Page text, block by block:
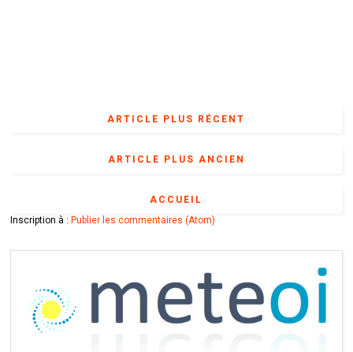
ARTICLE PLUS RÉCENT
ARTICLE PLUS ANCIEN
ACCUEIL
Inscription à :Publier les commentaires (Atom)